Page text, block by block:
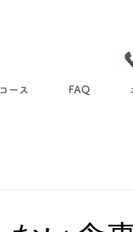
ース FAQ